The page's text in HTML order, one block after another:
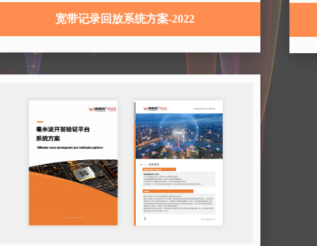
宽带记录回放系统方案-2022